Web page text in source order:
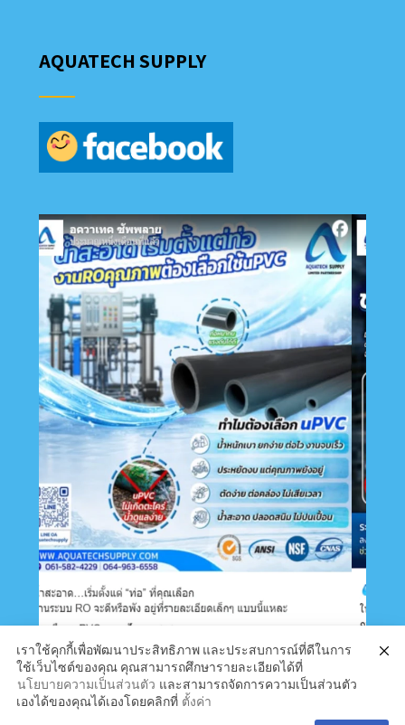
AQUATECH SUPPLY
Copyright 2020 aquatechsupply All Rights Reserved
เราใช้คุกกี้เพื่อพัฒนาประสิทธิภาพ และประสบการณ์ที่ดีในการ
ใช้เว็บไซต์ของคุณ คุณสามารถศึกษารายละเอียดได้ที่
นโยบายความเป็นส่วนตัว และสามารถจัดการความเป็นส่วนตัว
เองได้ของคุณได้เองโดยคลิกที่ ตั้งค่า